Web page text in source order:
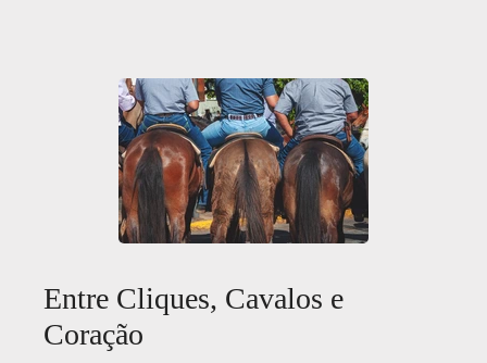
Entre Cliques, Cavalos e
Coração